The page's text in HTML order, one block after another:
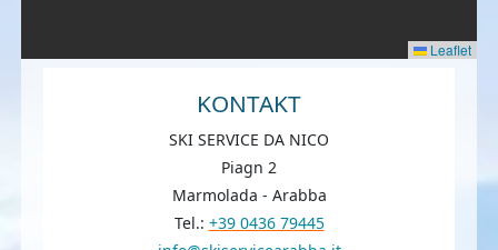
Leaflet
KONTAKT
SKI SERVICE DA NICO
Piagn 2
Marmolada - Arabba
Tel.: +39 0436 79445